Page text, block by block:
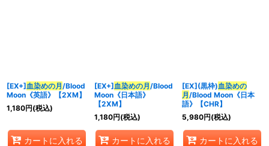
[EX+]血染めの月/Blood
Moon《英語》【2XM】
1,180円(税込)
カートに入れる
[EX+]血染めの月/Blood
Moon《日本語》
【2XM】
1,180円(税込)
カートに入れる
[EX](黒枠)血染めの
月/Blood Moon《日本
語》【CHR】
5,980円(税込)
カートに入れる